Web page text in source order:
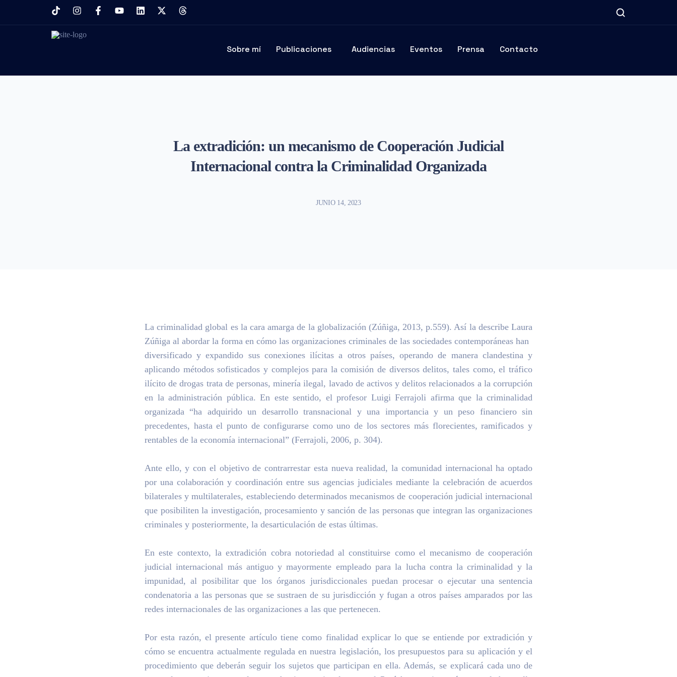
Sobre mí Publicaciones Audiencias Eventos Prensa Contacto
La extradición: un mecanismo de Cooperación Judicial
Internacional contra la Criminalidad Organizada
JUNIO 14, 2023
La criminalidad global es la cara amarga de la globalización (Zúñiga, 2013, p.559). Así la describe Laura
Zúñiga al abordar la forma en cómo las organizaciones criminales de las sociedades contemporáneas han
diversificado y expandido sus conexiones ilícitas a otros países, operando de manera clandestina y
aplicando métodos sofisticados y complejos para la comisión de diversos delitos, tales como, el tráfico
ilícito de drogas trata de personas, minería ilegal, lavado de activos y delitos relacionados a la corrupción
en la administración pública. En este sentido, el profesor Luigi Ferrajoli afirma que la criminalidad
organizada “ha adquirido un desarrollo transnacional y una importancia y un peso financiero sin
precedentes, hasta el punto de configurarse como uno de los sectores más florecientes, ramificados y
rentables de la economía internacional” (Ferrajoli, 2006, p. 304).
Ante ello, y con el objetivo de contrarrestar esta nueva realidad, la comunidad internacional ha optado
por una colaboración y coordinación entre sus agencias judiciales mediante la celebración de acuerdos
bilaterales y multilaterales, estableciendo determinados mecanismos de cooperación judicial internacional
que posibiliten la investigación, procesamiento y sanción de las personas que integran las organizaciones
criminales y posteriormente, la desarticulación de estas últimas.
En este contexto, la extradición cobra notoriedad al constituirse como el mecanismo de cooperación
judicial internacional más antiguo y mayormente empleado para la lucha contra la criminalidad y la
impunidad, al posibilitar que los órganos jurisdiccionales puedan procesar o ejecutar una sentencia
condenatoria a las personas que se sustraen de su jurisdicción y fugan a otros países amparados por las
redes internacionales de las organizaciones a las que pertenecen.
Por esta razón, el presente artículo tiene como finalidad explicar lo que se entiende por extradición y
cómo se encuentra actualmente regulada en nuestra legislación, los presupuestos para su aplicación y el
procedimiento que deberán seguir los sujetos que participan en ella. Además, se explicará cada uno de